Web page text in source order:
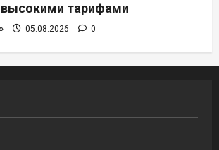
высокими тарифами
05.08.2026 0